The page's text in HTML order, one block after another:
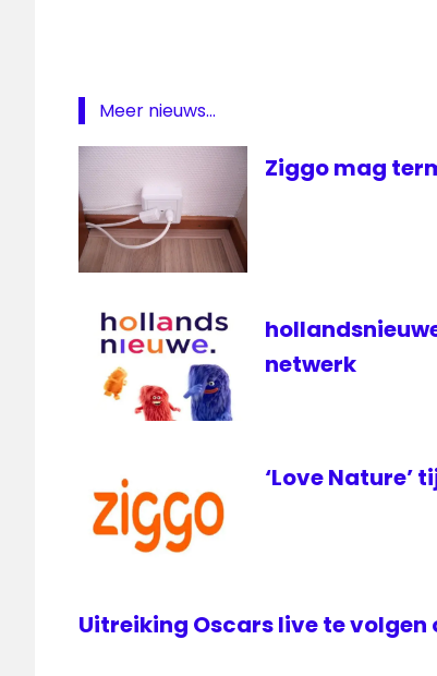
Meer nieuws...
Ziggo mag
netwerk
‘Love Nature’
Uitreiking Oscars live te volgen